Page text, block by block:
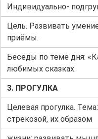
Индивидуально-
Цель. Развивать
приёмы.
Беседы по теме дня:
любимых сказках.
3. ПРОГУЛКА
Целевая прогулка.
стрекозой, их образом